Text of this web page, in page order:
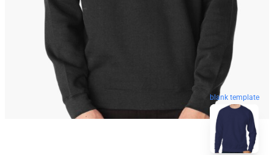
blank template